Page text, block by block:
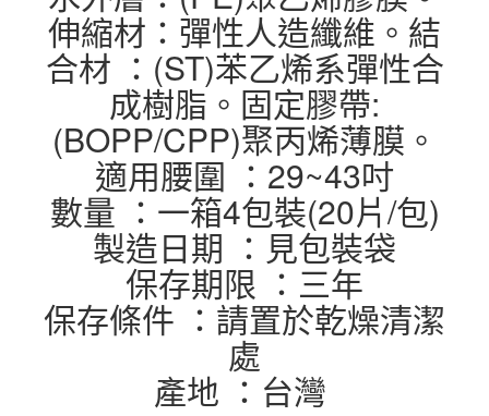
伸縮材：彈性人造纖維。結
合材 ：(ST)苯乙烯系彈性合
成樹脂。固定膠帶:
(BOPP/CPP)聚丙烯薄膜。
適用腰圍 ：29~43吋
數量 ：一箱4包裝(20片/包)
製造日期 ：見包裝袋
保存期限 ：三年
保存條件 ：請置於乾燥清潔
處
產地 ：台灣